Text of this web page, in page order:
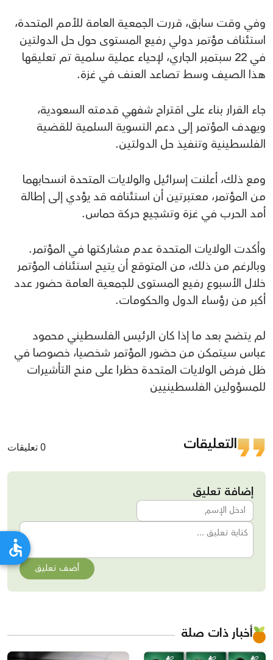
وفي وقت سابق، قررت الجمعية العامة للأمم المتحدة،
استئناف مؤتمر دولي رفيع المستوى حول حل الدولتين
في 22 سبتمبر الجاري، لإحياء عملية سلمية تم تعليقها
هذا الصيف وسط تصاعد العنف في غزة.
جاء القرار بناء على اقتراح شفهي قدمته السعودية،
ويهدف المؤتمر إلى دعم التسوية السلمية للقضية
الفلسطينية وتنفيذ حل الدولتين.
ومع ذلك، أعلنت إسرائيل والولايات المتحدة انسحابهما
من المؤتمر، معتبرتين أن استئنافه قد يؤدي إلى إطالة
أمد الحرب في غزة وتشجيع حركة حماس.
وأكدت الولايات المتحدة عدم مشاركتها في المؤتمر.
وبالرغم من ذلك، من المتوقع أن يتيح استئناف المؤتمر
خلال الأسبوع رفيع المستوى للجمعية العامة حضور عدد
أكبر من رؤساء الدول والحكومات.
لم يتضح بعد ما إذا كان الرئيس الفلسطيني محمود
عباس سيتمكن من حضور المؤتمر شخصيا، خصوصا في
ظل فرض الولايات المتحدة حظرا على منح التأشيرات
للمسؤولين الفلسطينيين
التعليقات 0 تعليقات
إضافة تعليق
أضف تعليق
أخبار ذات صلة